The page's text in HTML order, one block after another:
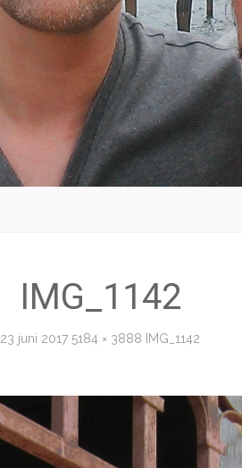
IMG_1142
23 juni 2017 5184 × 3888 IMG_1142